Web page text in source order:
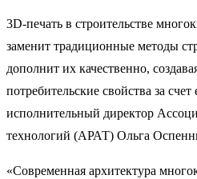
3D-печать в строительстве
заменит традиционные методы
дополнит их качественно,
потребительские свойства за
исполнительный директор
технологий (АРАТ) Ольга
«Современная архитектура